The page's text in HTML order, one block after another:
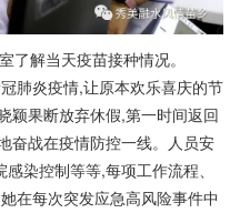
了解当天疫苗接种情况。
肺炎疫情,让原本欢乐喜庆的节
颖果断放弃休假,第一时间返回
奋战在疫情防控一线。人员安
染控制等等,每项工作流程、
在每次突发应急高风险事件中